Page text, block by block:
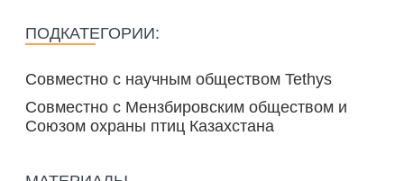
ПОДКАТЕГОРИИ:
Совместно с научным обществом Tethys
Совместно с Мензбировским обществом и
Союзом охраны птиц Казахстана